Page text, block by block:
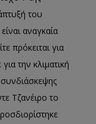
του
αναγκαία
πρόκειται για
την κλιματική
Τζανέιρο το